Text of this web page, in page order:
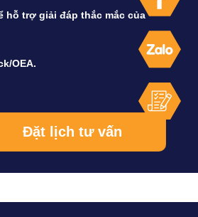
hỗ trợ giải đáp thắc mắc của
OEA.